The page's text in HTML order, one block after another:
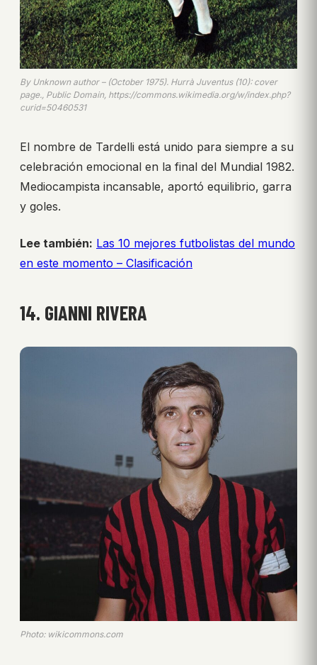
By Unknown author – (October 1975). Hurrà Juventus (10): cover
page., Public Domain, https://commons.wikimedia.org/w/index.php?
curid=50460531
El nombre de Tardelli está unido para siempre a su
celebración emocional en la final del Mundial 1982.
Mediocampista incansable, aportó equilibrio, garra
y goles.
Lee también: Las 10 mejores futbolistas del mundo
en este momento – Clasificación
14. GIANNI RIVERA
Photo: wikicommons.com